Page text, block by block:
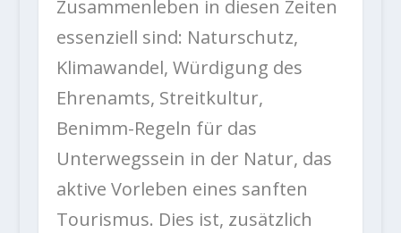
Zusammenleben in diesen Zeiten
essenziell sind: Naturschutz,
Klimawandel, Würdigung des
Ehrenamts, Streitkultur,
Benimm-Regeln für das
Unterwegssein in der Natur, das
aktive Vorleben eines sanften
Tourismus. Dies ist, zusätzlich